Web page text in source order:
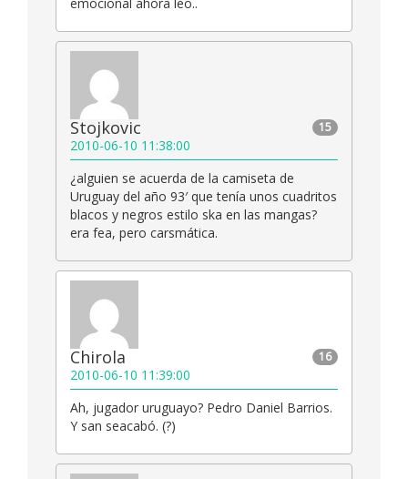
15
Stojkovic
2010-06-10 11:38:00
¿alguien se acuerda de la camiseta de
Uruguay del año 93′ que tenía unos cuadritos
blacos y negros estilo ska en las mangas?
era fea, pero carsmática.
16
Chirola
2010-06-10 11:39:00
Ah, jugador uruguayo? Pedro Daniel Barrios.
Y san seacabó. (?)